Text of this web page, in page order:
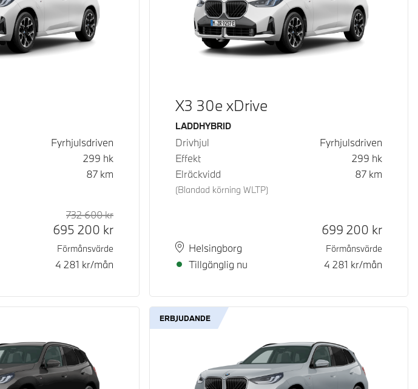
Fyrhjulsdriven
299 hk
87 km
Rek. ord pris
732 600krKontantpris
695 200 kr
Förmånsvärde
4 281 kr/mån
X3 30e xDrive
Bränsle
LADDHYBRID
Drivhjul
Fyrhjulsdriven
Effekt
299 hk
Elräckvidd
(Blandad körning WLTP)
87 km
PlatsHelsingborg
Leveranstid
Tillgänglig nu
Kontantpris
699 200 kr
Förmånsvärde
4 281 kr/mån
ERBJUDANDE